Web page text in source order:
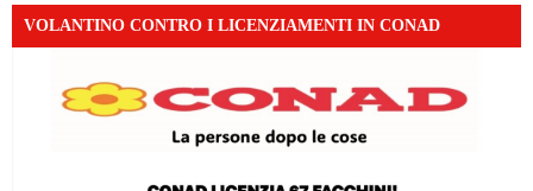
VOLANTINO CONTRO I LICENZIAMENTI IN CONAD